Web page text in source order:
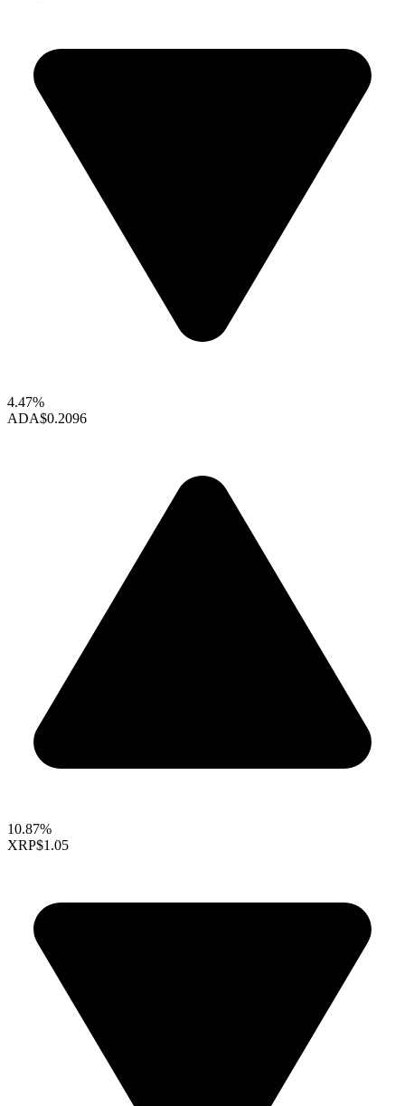
4.47%
ADA$0.2096
10.87%
XRP$1.05